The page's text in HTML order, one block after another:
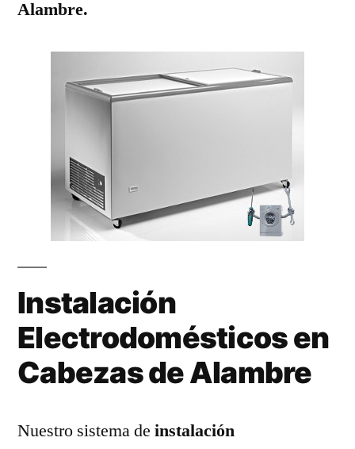
Alambre.
Instalación
Electrodomésticos en
Cabezas de Alambre
Nuestro sistema de instalación